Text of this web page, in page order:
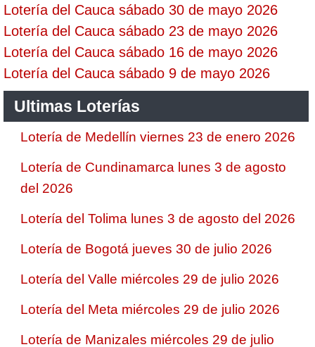
Lotería del Cauca sábado 30 de mayo 2026
Lotería del Cauca sábado 23 de mayo 2026
Lotería del Cauca sábado 16 de mayo 2026
Lotería del Cauca sábado 9 de mayo 2026
Ultimas Loterías
Lotería de Medellín viernes 23 de enero 2026
Lotería de Cundinamarca lunes 3 de agosto
del 2026
Lotería del Tolima lunes 3 de agosto del 2026
Lotería de Bogotá jueves 30 de julio 2026
Lotería del Valle miércoles 29 de julio 2026
Lotería del Meta miércoles 29 de julio 2026
Lotería de Manizales miércoles 29 de julio